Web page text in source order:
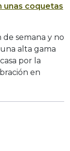
unas coquetas
de semana y no
alta gama
por la
en